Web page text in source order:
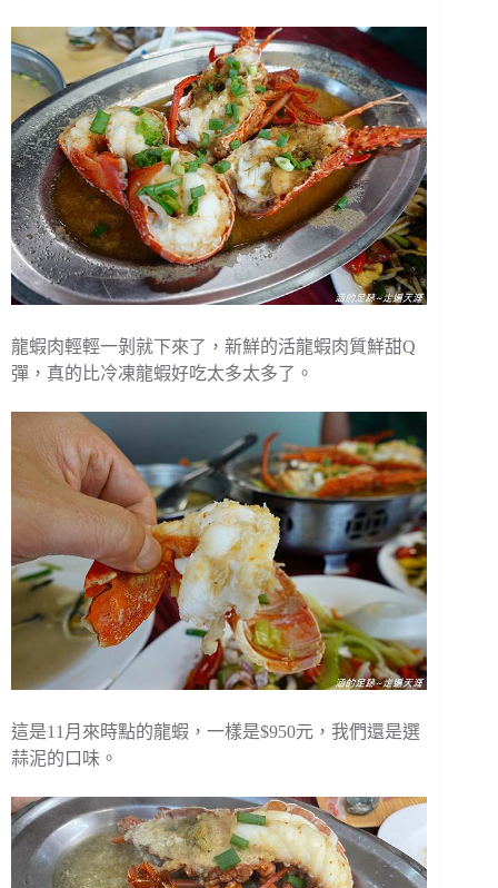
龍蝦肉輕輕一剝就下來了，新鮮的活龍蝦肉質鮮甜Q
彈，真的比冷凍龍蝦好吃太多太多了。
這是11月來時點的龍蝦，一樣是$950元，我們還是選
蒜泥的口味。